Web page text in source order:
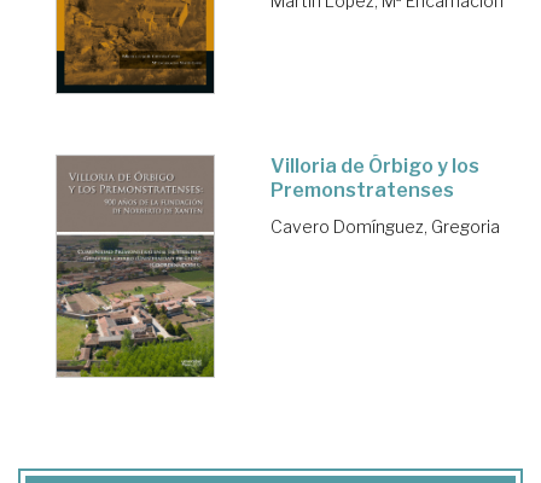
Villoria de Órbigo y los
Premonstratenses
Cavero Domínguez, Gregoria